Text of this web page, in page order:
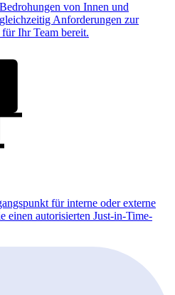
von Innen und
Anforderungen zur
Ihr Team bereit.
für interne oder externe
einen autorisierten Just-in-Time-